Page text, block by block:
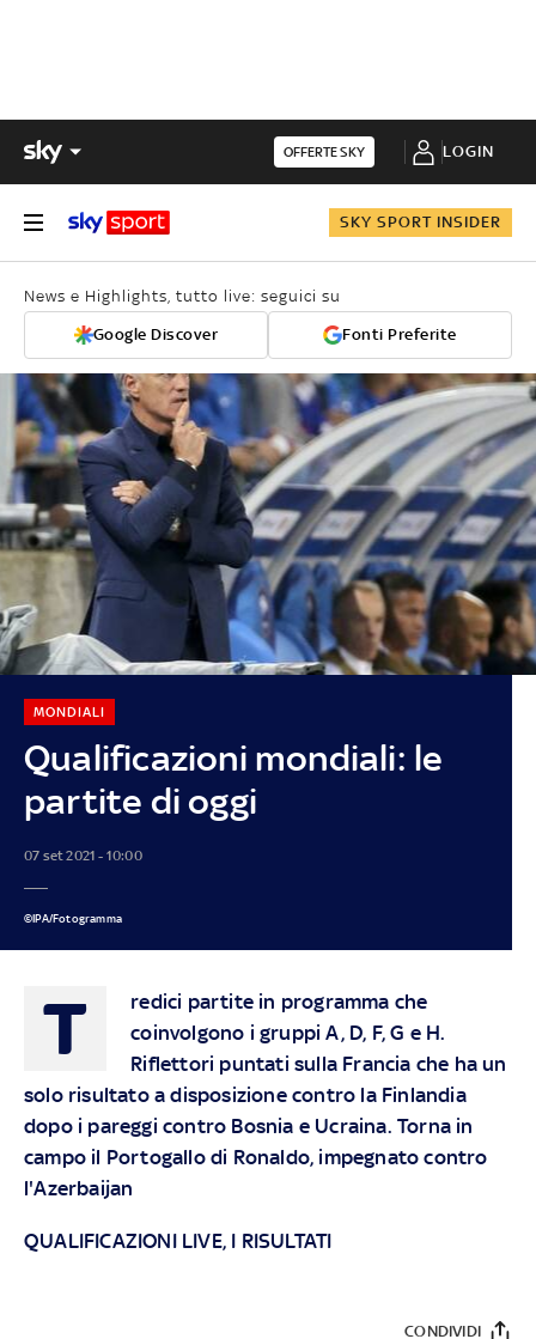
OFFERTE SKY LOGIN
SKY SPORT INSIDER
News e Highlights, tutto live: seguici su
Google Discover Fonti Preferite
Qualificazioni mondiali: le
partite di oggi
MONDIALI
07 set 2021 - 10:00
©IPA/Fotogramma
T
redici partite in programma che
coinvolgono i gruppi A, D, F, G e H.
Riflettori puntati sulla Francia che ha un
solo risultato a disposizione contro la Finlandia
dopo i pareggi contro Bosnia e Ucraina. Torna in
campo il Portogallo di Ronaldo, impegnato contro
l'Azerbaijan
QUALIFICAZIONI LIVE, I RISULTATI
CONDIVIDI